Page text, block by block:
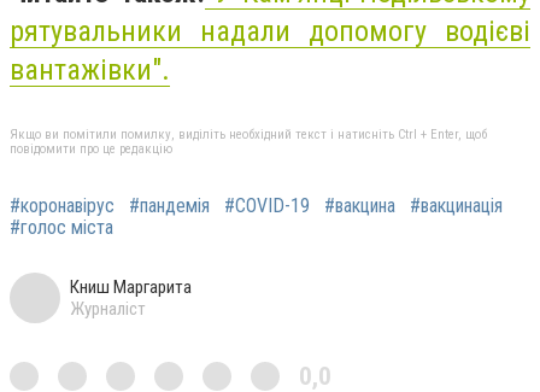
рятувальники надали допомогу водієві
вантажівки".
Якщо ви помітили помилку, виділіть необхідний текст і натисніть Ctrl + Enter, щоб
повідомити про це редакцію
#коронавірус #пандемія #COVID-19 #вакцина
#вакцинація
#голос міста
Книш Маргарита
Журналіст
0,0